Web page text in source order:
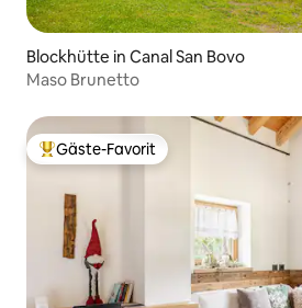
Blockhütte in Canal San Bovo
Maso Brunetto
Beliebter Gäste-Favorit.
Gäste-Favorit